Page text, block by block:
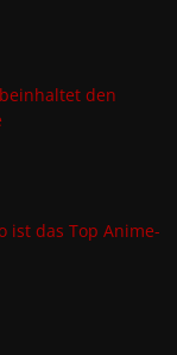
den
ist das Top Anime-